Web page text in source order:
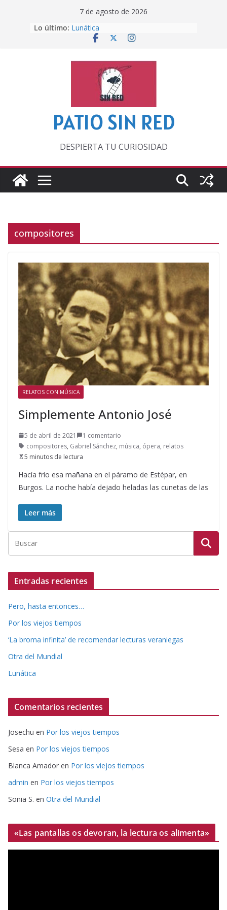
7 de agosto de 2026
Lo último: Lunática
Pero, hasta entonces…
‘La broma infinita’ de recomendar
lecturas veraniegas
Otra del Mundial
PATIO SIN RED
DESPIERTA TU CURIOSIDAD
compositores
RELATOS CON MÚSICA
Simplemente Antonio José
5 de abril de 2021
1 comentario
compositores, Gabriel Sánchez, música, ópera, relatos
5 minutos de lectura
Hacía frío esa mañana en el páramo de Estépar, en
Burgos. La noche había dejado heladas las cunetas de las
Leer más
Entradas recientes
Pero, hasta entonces…
Por los viejos tiempos
‘La broma infinita’ de recomendar lecturas veraniegas
Otra del Mundial
Lunática
Comentarios recientes
Josechu en Por los viejos tiempos
Sesa en Por los viejos tiempos
Blanca Amador en Por los viejos tiempos
admin en Por los viejos tiempos
Sonia S. en Otra del Mundial
«Las pantallas os devoran, la lectura os alimenta»